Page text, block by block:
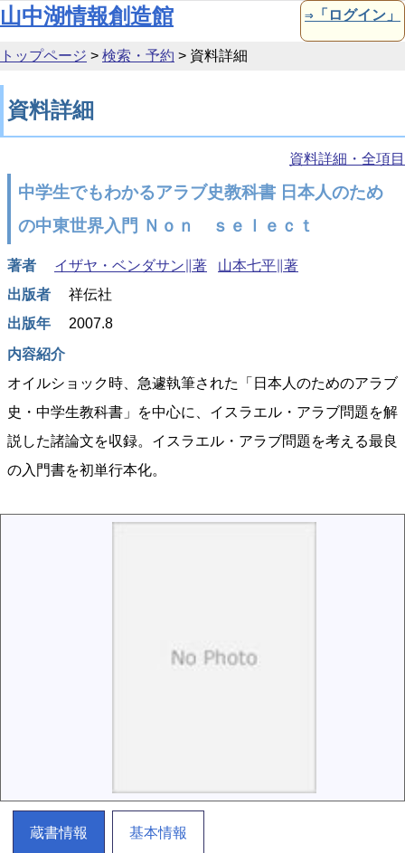
本文へ移動
山中湖情報創造館 ⇒「ログイン」
トップページ > 検索・予約 > 資料詳細
資料詳細
資料詳細・全項目
中学生でもわかるアラブ史教科書 日本人のため
の中東世界入門 Ｎｏｎ ｓｅｌｅｃｔ
著者 イザヤ・ベンダサン∥著
山本七平∥著
出版者
祥伝社
出版年
2007.8
内容紹介
オイルショック時、急遽執筆された「日本人のためのアラブ
史・中学生教科書」を中心に、イスラエル・アラブ問題を解
説した諸論文を収録。イスラエル・アラブ問題を考える最良
の入門書を初単行本化。
蔵書情報 基本情報